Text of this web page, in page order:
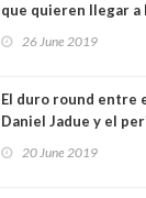
que quieren llegar a
26 June 2019
El duro round entre
Daniel Jadue y el
matinal del canal 13.
20 June 2019